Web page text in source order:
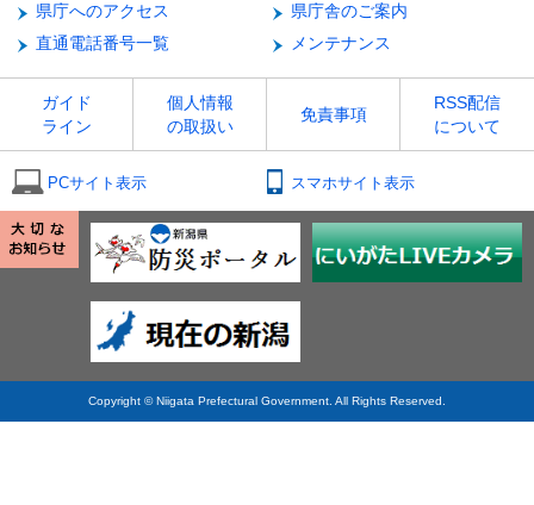
県庁へのアクセス
県庁舎のご案内
直通電話番号一覧
メンテナンス
ガイド
ライン
個人情報
の取扱い
免責事項
RSS配信
について
PCサイト表示 スマホサイト表示
Copyright © Niigata Prefectural Government. All Rights Reserved.